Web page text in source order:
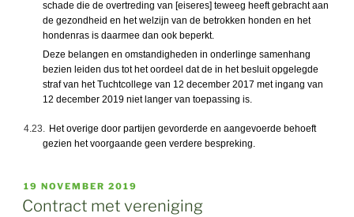
schade die de overtreding van [eiseres] teweeg heeft gebracht aan
de gezondheid en het welzijn van de betrokken honden en het
hondenras is daarmee dan ook beperkt.
Deze belangen en omstandigheden in onderlinge samenhang
bezien leiden dus tot het oordeel dat de in het besluit opgelegde
straf van het Tuchtcollege van 12 december 2017 met ingang van
12 december 2019 niet langer van toepassing is.
4.23.
Het overige door partijen gevorderde en aangevoerde behoeft
gezien het voorgaande geen verdere bespreking.
GEPLAATST
OP
19 NOVEMBER 2019
Contract met vereniging